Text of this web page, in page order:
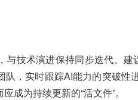
与技术演进保持同步迭代。
队，实时跟踪AI能力的突破性
成为持续更新的“活文件”。